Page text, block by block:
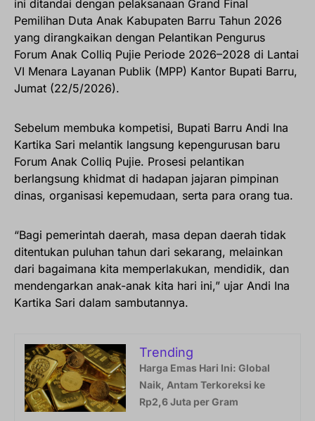
ini ditandai dengan pelaksanaan Grand Final
Pemilihan Duta Anak Kabupaten Barru Tahun 2026
yang dirangkaikan dengan Pelantikan Pengurus
Forum Anak Colliq Pujie Periode 2026–2028 di Lantai
VI Menara Layanan Publik (MPP) Kantor Bupati Barru,
Jumat (22/5/2026).
Sebelum membuka kompetisi, Bupati Barru Andi Ina
Kartika Sari melantik langsung kepengurusan baru
Forum Anak Colliq Pujie. Prosesi pelantikan
berlangsung khidmat di hadapan jajaran pimpinan
dinas, organisasi kepemudaan, serta para orang tua.
“Bagi pemerintah daerah, masa depan daerah tidak
ditentukan puluhan tahun dari sekarang, melainkan
dari bagaimana kita memperlakukan, mendidik, dan
mendengarkan anak-anak kita hari ini,” ujar Andi Ina
Kartika Sari dalam sambutannya.
Trending
Harga Emas Hari Ini: Global
Naik, Antam Terkoreksi ke
Rp2,6 Juta per Gram